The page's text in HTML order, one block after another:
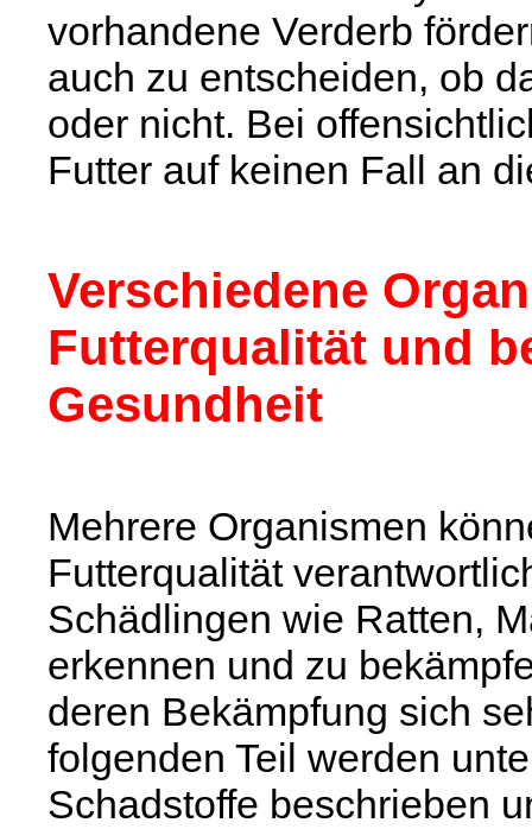
vorhandene Verderb
auch zu entscheiden, ob
oder nicht. Bei
Futter auf keinen Fall an
Verschiedene
Futterqualität und
Gesundheit
Mehrere Organismen
Futterqualität
Schädlingen wie Ratten,
erkennen und zu
deren Bekämpfung sich
folgenden Teil werden
Schadstoffe beschrieben